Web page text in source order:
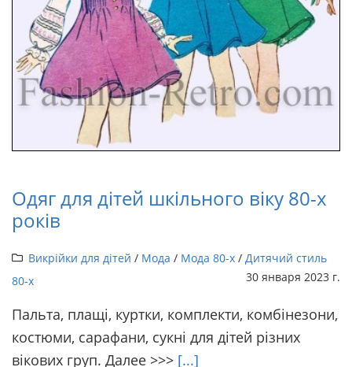
Одяг для дітей шкільного віку 80-х
років
Викрійки для дітей / Мода / Мода 80-х/ Дитячий стиль
80-х
30 января 2023 г.
Пальта, плащі, куртки, комплекти, комбінезони,
костюми, сарафани, сукні для дітей різних
вікових груп. Далее >>> [...]